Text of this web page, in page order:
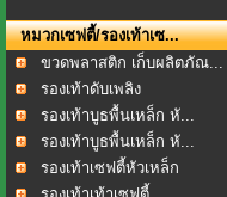
หมวกเซฟตี้/รองเท้าเซ...
ขวดพลาสติก เก็บผลิตภัณ...
รองเท้าดับเพลิง
รองเท้าบูธพื้นเหล็ก หั...
รองเท้าบูธพื้นเหล็ก หั...
รองเท้าเซฟตี้หัวเหล็ก